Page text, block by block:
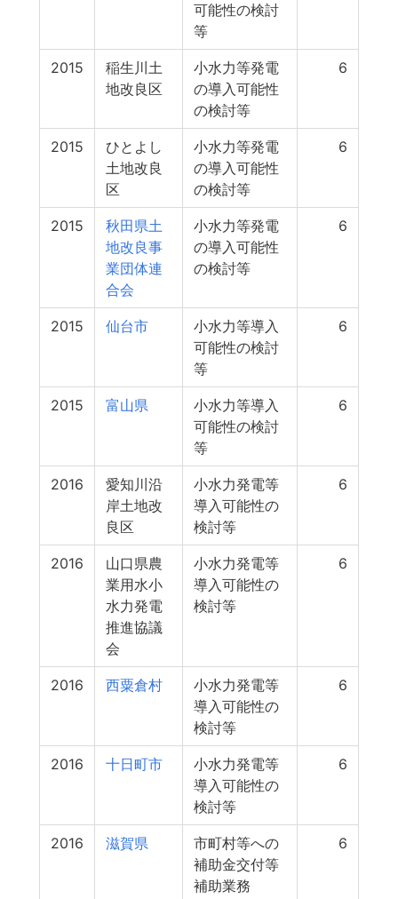
可能性の検討
等
2015
稲生川土
地改良区
小水力等発電
の導入可能性
の検討等
6
2015
ひとよし
土地改良
区
小水力等発電
の導入可能性
の検討等
6
2015
秋田県土
地改良事
業団体連
合会
小水力等発電
の導入可能性
の検討等
6
2015 仙台市
小水力等導入
可能性の検討
等
6
2015 富山県
小水力等導入
可能性の検討
等
6
2016
愛知川沿
岸土地改
良区
小水力発電等
導入可能性の
検討等
6
2016
山口県農
業用水小
水力発電
推進協議
会
小水力発電等
導入可能性の
検討等
6
2016 西粟倉村
小水力発電等
導入可能性の
検討等
6
2016 十日町市
小水力発電等
導入可能性の
検討等
6
2016 滋賀県
市町村等への
補助金交付等
補助業務
6